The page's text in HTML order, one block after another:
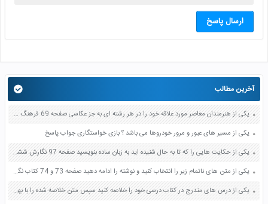
ارسال پاسخ
آخرین مطالب
یکی از هنرمندان معاصر مورد علاقه خود را در هر رشته ای به جز عکاسی صفحه 69 فرهنگ و هنر نهم
یکی از مسیر های عبور و مرور خودروها می باشد ؟ بازی خواستگاری جواب پاسخ
یکی از حکایت هایی را که تا به حال شنیده اید به زبان ساده بنویسید صفحه 97 نگارش ششم دبستان
یکی از متن های ناتمام زیر را انتخاب کنید و نوشته را ادامه دهید صفحه 73 و 74 کتاب نگارش فارسی پنجم دبستان
یکی از درس های مندرج در کتاب درسی خود را خلاصه کنید سپس متن خلاصه شده را با بهره گیری از روش های دسته بندی نمودار جدول نقشه مفهومی نشان دهید صفحه 118 نگارش یازدهم